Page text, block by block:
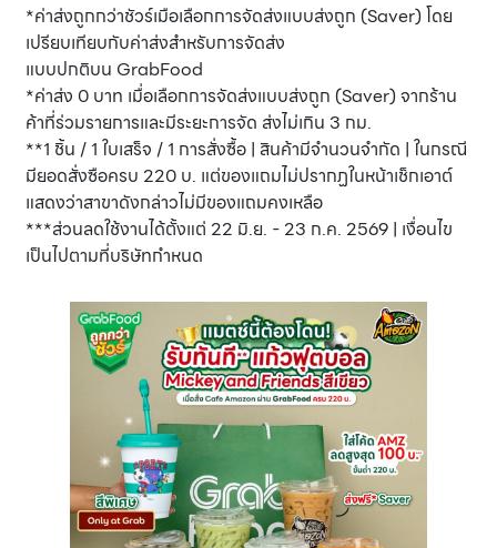
*ค่าส่งถูกกว่าชัวร์เมือเลือกการจัดส่งแบบส่งถูก (Saver) โดย
เปรียบเทียบกับค่าส่งสำหรับการจัดส่ง
แบบปกติบน GrabFood
*ค่าส่ง 0 บาท เมื่อเลือกการจัดส่งแบบส่งถูก (Saver) จากร้าน
ค้าที่ร่วมรายการและมีระยะการจัด ส่งไม่เกิน 3 กม.
**1 ชิ้น / 1 ใบเสร็จ / 1 การสั่งซื้อ | สินค้ามีจำนวนจำกัด | ในกรณี
มียอดสั่งซือครบ 220 บ. แต่ของแถมไม่ปรากฏในหน้าเช็กเอาต์
แสดงว่าสาขาดังกล่าวไม่มีของแถมคงเหลือ
***ส่วนลดใช้งานได้ตั้งแต่ 22 มิ.ย. - 23 ก.ค. 2569 | เงื่อนไข
เป็นไปตามที่บริษัทกำหนด